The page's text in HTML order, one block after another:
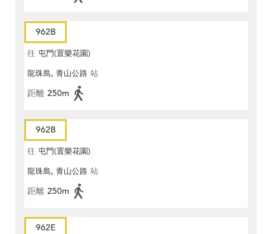
962B
往 屯門(置樂花園)
龍珠島, 青山公路 站
距離 250m
962B
往 屯門(置樂花園)
龍珠島, 青山公路 站
距離 250m
962E